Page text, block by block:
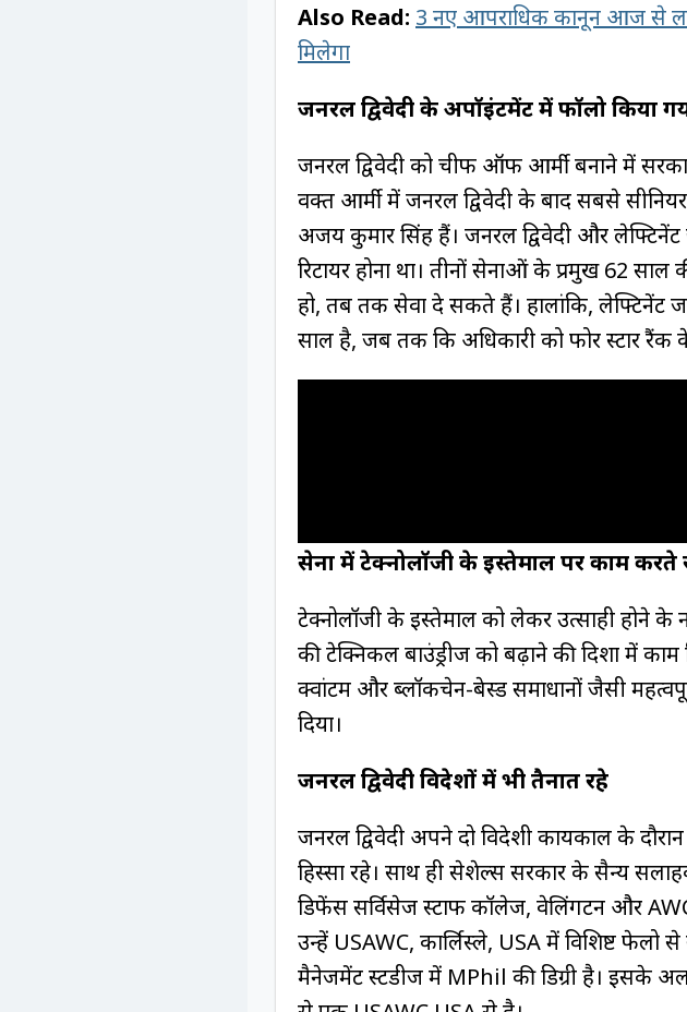
Also Read: 3 नए आपराधिक कानून आज से
मिलेगा
जनरल द्विवेदी के अपॉइंटमेंट में फॉलो किया
जनरल द्विवेदी को चीफ ऑफ आर्मी बनाने में
वक्त आर्मी में जनरल द्विवेदी के बाद सबसे
अजय कुमार सिंह हैं। जनरल द्विवेदी और
रिटायर होना था। तीनों सेनाओं के प्रमुख 62
हो, तब तक सेवा दे सकते हैं। हालांकि, लेफ्टिनेंट
साल है, जब तक कि अधिकारी को फोर स्टार रैंक
सेना में टेक्नोलॉजी के इस्तेमाल पर काम करते
टेक्नोलॉजी के इस्तेमाल को लेकर उत्साही होने के
की टेक्निकल बाउंड्रीज को बढ़ाने की दिशा में काम
क्वांटम और ब्लॉकचेन-बेस्ड समाधानों जैसी
दिया।
जनरल द्विवेदी विदेशों में भी तैनात रहे
जनरल द्विवेदी अपने दो विदेशी कार्यकाल के
हिस्सा रहे। साथ ही सेशेल्स सरकार के सैन्य
डिफेंस सर्विसेज स्टाफ कॉलेज, वेलिंगटन और
उन्हें USAWC, कार्लिस्ले, USA में विशिष्ट फेलो
मैनेजमेंट स्टडीज में MPhil की डिग्री है। इसके